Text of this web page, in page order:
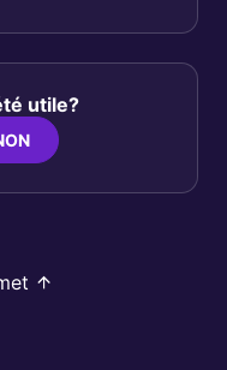
utile?